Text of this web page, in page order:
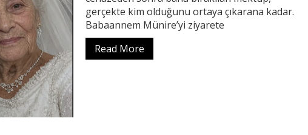
gerçekte kim olduğunu ortaya çıkarana kadar.
Babaannem Münire’yi ziyarete
Read More